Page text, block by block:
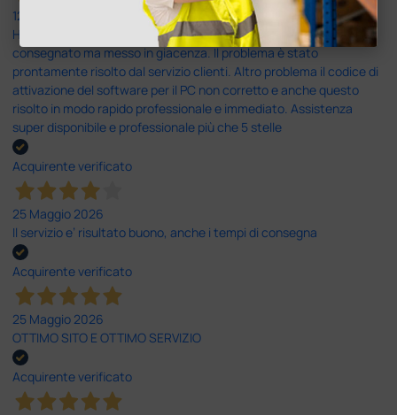
12 Giugno 2026
Ho avuto un problema con la consegna, il pacco non è stato
consegnato ma messo in giacenza. Il problema è stato
prontamente risolto dal servizio clienti. Altro problema il codice di
attivazione del software per il PC non corretto e anche questo
risolto in modo rapido professionale e immediato. Assistenza
super disponibile e professionale più che 5 stelle
Acquirente verificato
25 Maggio 2026
Il servizio e’ risultato buono, anche i tempi di consegna
Acquirente verificato
25 Maggio 2026
OTTIMO SITO E OTTIMO SERVIZIO
Acquirente verificato